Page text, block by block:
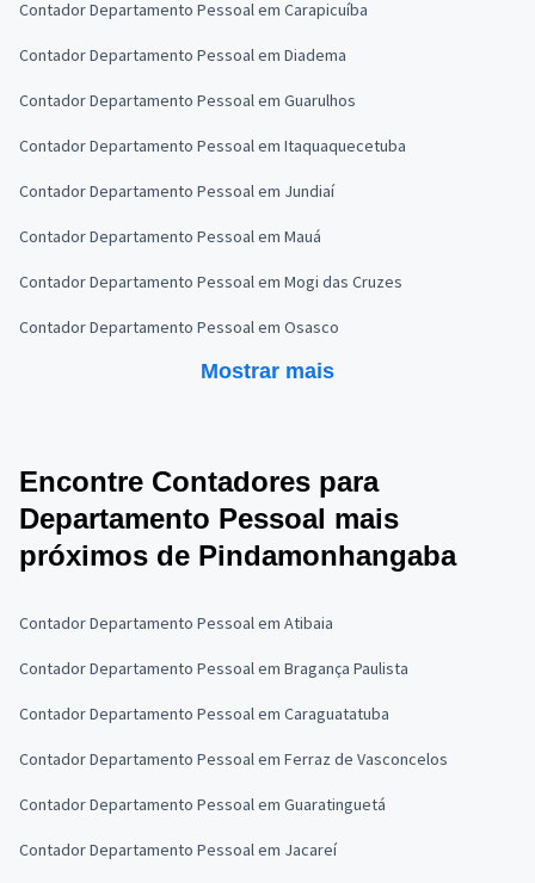
Contador Departamento Pessoal em Carapicuíba
Contador Departamento Pessoal em Diadema
Contador Departamento Pessoal em Guarulhos
Contador Departamento Pessoal em Itaquaquecetuba
Contador Departamento Pessoal em Jundiaí
Contador Departamento Pessoal em Mauá
Contador Departamento Pessoal em Mogi das Cruzes
Contador Departamento Pessoal em Osasco
Mostrar mais
Encontre Contadores para
Departamento Pessoal mais
próximos de Pindamonhangaba
Contador Departamento Pessoal em Atibaia
Contador Departamento Pessoal em Bragança Paulista
Contador Departamento Pessoal em Caraguatatuba
Contador Departamento Pessoal em Ferraz de Vasconcelos
Contador Departamento Pessoal em Guaratinguetá
Contador Departamento Pessoal em Jacareí